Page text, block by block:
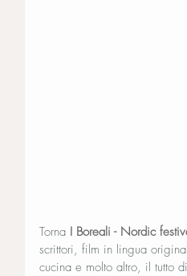
Torna I Boreali - Nordic
scrittori, film in lingua
cucina e molto altro, il tutto